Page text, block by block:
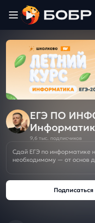
ЩЕЛЧОК
2026
Полезные
материалы
Проверка
сочинений
Тех
и
ЕГЭ ПО
9,6 тыс. подписчиков
Сдай ЕГЭ по информатике
необходимому — от основ
🚨ПОДКЛЮЧИ ЩЕЛЧОК к
ИЛИ